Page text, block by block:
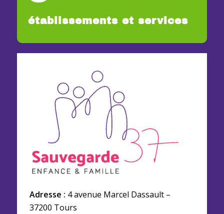
établissements et services
Adresse : 4 avenue Marcel Dassault –
37200 Tours